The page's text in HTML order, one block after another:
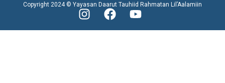
Copyright 2024 © Yayasan Daarut Tauhiid Rahmatan Lil’Aalamiin